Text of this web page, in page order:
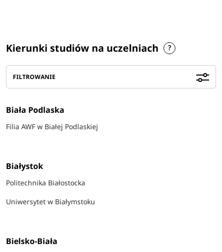
Kierunki studiów na uczelniach
FILTROWANIE
Biała Podlaska
Filia AWF w Białej Podlaskiej
Białystok
Politechnika Białostocka
Uniwersytet w Białymstoku
Bielsko-Biała